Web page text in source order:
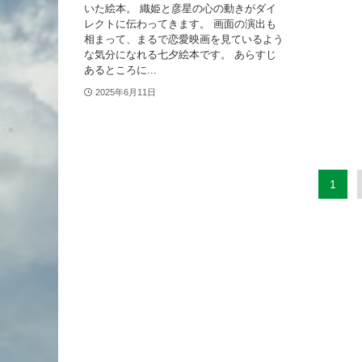
いた絵本。 織姫と彦星の心の動きがダイ
レクトに伝わってきます。 画面の演出も
相まって、まるで恋愛映画を見ているよう
な気分になれる七夕絵本です。 あらすじ
あるところに...
2025年6月11日
1